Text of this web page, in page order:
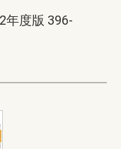
年度版 396-